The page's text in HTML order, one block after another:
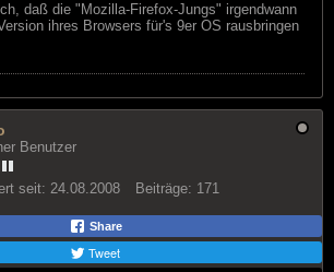
daß die "Mozilla-Firefox-Jungs" irgendwann
ihres Browsers für's 9er OS rausbringen
Benutzer
seit: 24.08.2008 Beiträge: 171
Share
Tweet